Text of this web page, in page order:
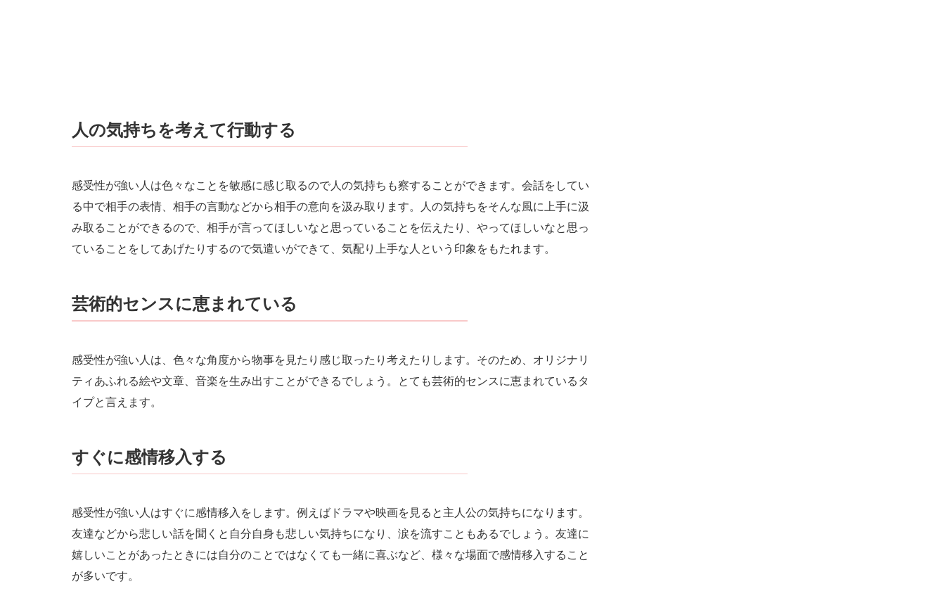
人の気持ちを考えて行動する
感受性が強い人は色々なことを敏感に感じ取るので人の気持ちも察することができます。会話をしてい
る中で相手の表情、相手の言動などから相手の意向を汲み取ります。人の気持ちをそんな風に上手に汲
み取ることができるので、相手が言ってほしいなと思っていることを伝えたり、やってほしいなと思っ
ていることをしてあげたりするので気遣いができて、気配り上手な人という印象をもたれます。
芸術的センスに恵まれている
感受性が強い人は、色々な角度から物事を見たり感じ取ったり考えたりします。そのため、オリジナリ
ティあふれる絵や文章、音楽を生み出すことができるでしょう。とても芸術的センスに恵まれているタ
イプと言えます。
すぐに感情移入する
感受性が強い人はすぐに感情移入をします。例えばドラマや映画を見ると主人公の気持ちになります。
友達などから悲しい話を聞くと自分自身も悲しい気持ちになり、涙を流すこともあるでしょう。友達に
嬉しいことがあったときには自分のことではなくても一緒に喜ぶなど、様々な場面で感情移入すること
が多いです。